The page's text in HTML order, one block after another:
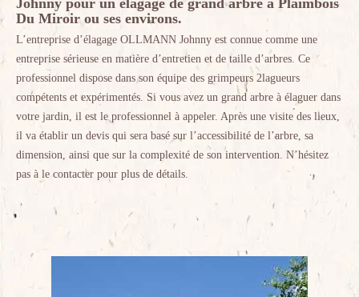
Johnny pour un élagage de grand arbre à Plaimbois
Du Miroir ou ses environs.
L’entreprise d’élagage OLLMANN Johnny est connue comme une
entreprise sérieuse en matière d’entretien et de taille d’arbres. Ce
professionnel dispose dans son équipe des grimpeurs 2lagueurs
compétents et expérimentés. Si vous avez un grand arbre à élaguer dans
votre jardin, il est le professionnel à appeler. Après une visite des lieux,
il va établir un devis qui sera basé sur l’accessibilité de l’arbre, sa
dimension, ainsi que sur la complexité de son intervention. N’hésitez
pas à le contacter pour plus de détails.